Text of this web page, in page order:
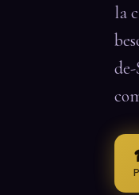
la